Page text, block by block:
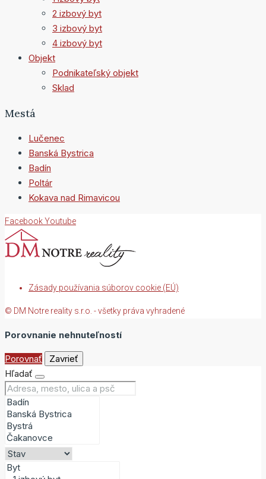
2 izbový byt
3 izbový byt
4 izbový byt
Objekt
Podnikateľský objekt
Sklad
Mestá
Lučenec
Banská Bystrica
Badín
Poltár
Kokava nad Rimavicou
FacebookYoutube
Zásady používania súborov cookie (EÚ)
© DM Notre reality s.r.o. - všetky práva vyhradené
Porovnanie nehnuteľností
Porovnať
Zavrieť
Hľadať